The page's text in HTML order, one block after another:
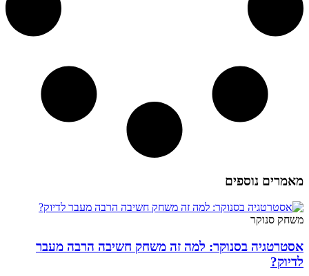
מאמרים נוספים
משחק סנוקר
אסטרטגיה בסנוקר: למה זה משחק חשיבה הרבה מעבר
לדיוק?